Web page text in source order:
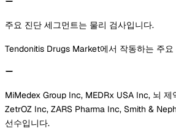
주요 진단 세그먼트는 물리 검사입니다.
Tendonitis Drugs Market에서 작동하는 주
MiMedex Group Inc, MEDRx USA Inc, 뇌 제
ZetrOZ Inc, ZARS Pharma Inc, Smith &
선수입니다.